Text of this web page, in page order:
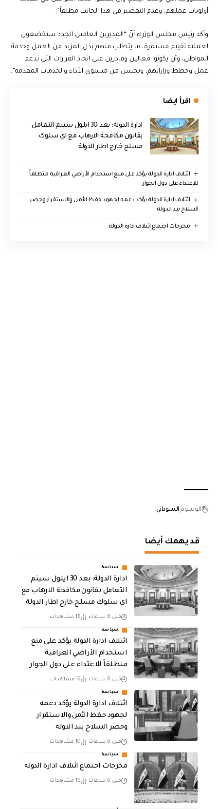
أولويات عملهم، وعدم التقصير في هذا الجانب مطلقاً”.
وأكد رئيس مجلس الوزراء أنّ “المديرين العامين الجدد سيخضعون
لعملية تقييم مستمرة، ما يتطلب منهم بذل المزيد من العمل وخدمة
المواطن، وأن يكونوا فعالين وقادرين على اتخاذ القرارات التي تدعم
عمل وخطط وزاراتهم، وتحسن من مستوى الأداء والخدمات المقدمة”.
اقرأ ايضا
ادارة الدولة: بعد 30 ايلول سيتم التعامل
بقانون مكافحة الارهاب مع اي سلوك
مسلح خارج اطار الدولة
ائتلاف ادارة الدولة يؤكد على منع استخدام الأراضي العراقية منطلقاً
للاعتداء على دول الجوار
ائتلاف ادارة الدولة يؤكد دعمه لجهود حفظ الأمن والاستقرار وحصر
السلاح بيد الدولة
مخرجات اجتماع ائتلاف ادارة الدولة
الوسوم السوداني
قد يهمك أيضا
سياسة
ادارة الدولة: بعد 30 ايلول سيتم
التعامل بقانون مكافحة الارهاب مع
اي سلوك مسلح خارج اطار الدولة
قبل 6 ساعات 18 مشاهدات
سياسة
ائتلاف ادارة الدولة يؤكد على منع
استخدام الأراضي العراقية
منطلقاً للاعتداء على دول الجوار
قبل 6 ساعات 12 مشاهدات
سياسة
ائتلاف ادارة الدولة يؤكد دعمه
لجهود حفظ الأمن والاستقرار
وحصر السلاح بيد الدولة
قبل 6 ساعات 10 مشاهدات
سياسة
مخرجات اجتماع ائتلاف ادارة الدولة
قبل 6 ساعات 19 مشاهدات